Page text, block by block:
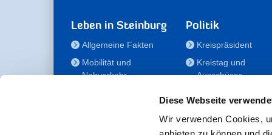
Diese Webseite
Wir verwenden Cookies,
Leben in Steinburg
Allgemeine Fakten
Mobilität und
Nahverkehr
Politik
Kreispräsident
Kreistag und
Ausschüsse
für Menschen mit
Behinderung